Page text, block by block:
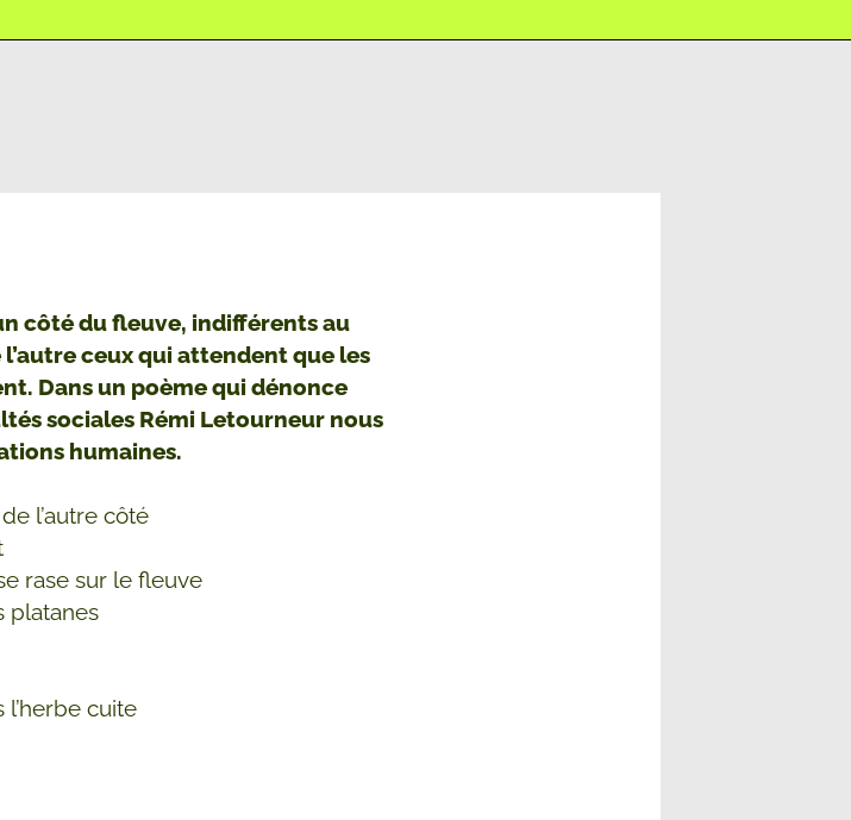
côté du fleuve, indifférents au
ceux qui attendent que les
Dans un poème qui dénonce
sociales Rémi Letourneur nous
humaines.
l’autre côté
rase sur le fleuve
platanes
cuite